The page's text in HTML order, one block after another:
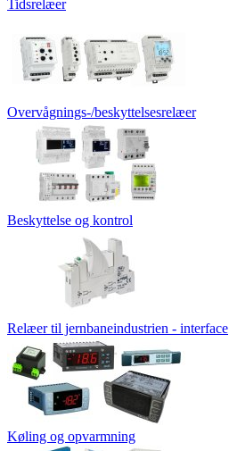
Tidsrelæer
Overvågnings-/beskyttelsesrelæer
Beskyttelse og kontrol
Relæer til jernbaneindustrien - interface
Køling og opvarmning